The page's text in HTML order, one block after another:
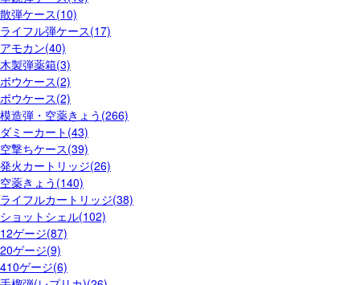
散弾ケース(10)
ライフル弾ケース(17)
アモカン(40)
木製弾薬箱(3)
ボウケース(2)
ボウケース(2)
模造弾・空薬きょう(266)
ダミーカート(43)
空撃ちケース(39)
発火カートリッジ(26)
空薬きょう(140)
ライフルカートリッジ(38)
ショットシェル(102)
12ゲージ(87)
20ゲージ(9)
410ゲージ(6)